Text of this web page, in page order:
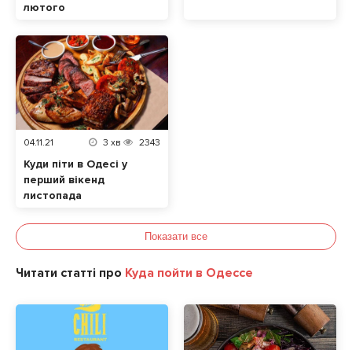
лютого
04.11.21 3 хв 2343
Куди піти в Одесі у
перший вікенд
листопада
Показати все
Читати статті про Куда пойти в Одессе